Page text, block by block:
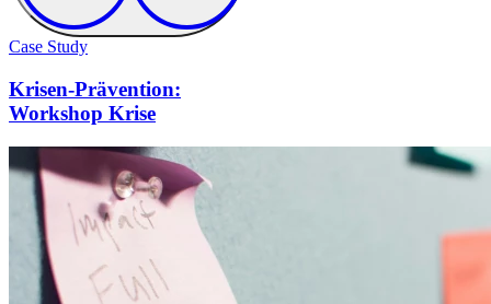
Case Study
Krisen-Prävention:
Workshop Krise